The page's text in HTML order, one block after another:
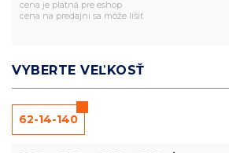
cena je platná pre eshop
cena na predajni sa môže líšiť
VYBERTE VEĽKOSŤ
62-14-140